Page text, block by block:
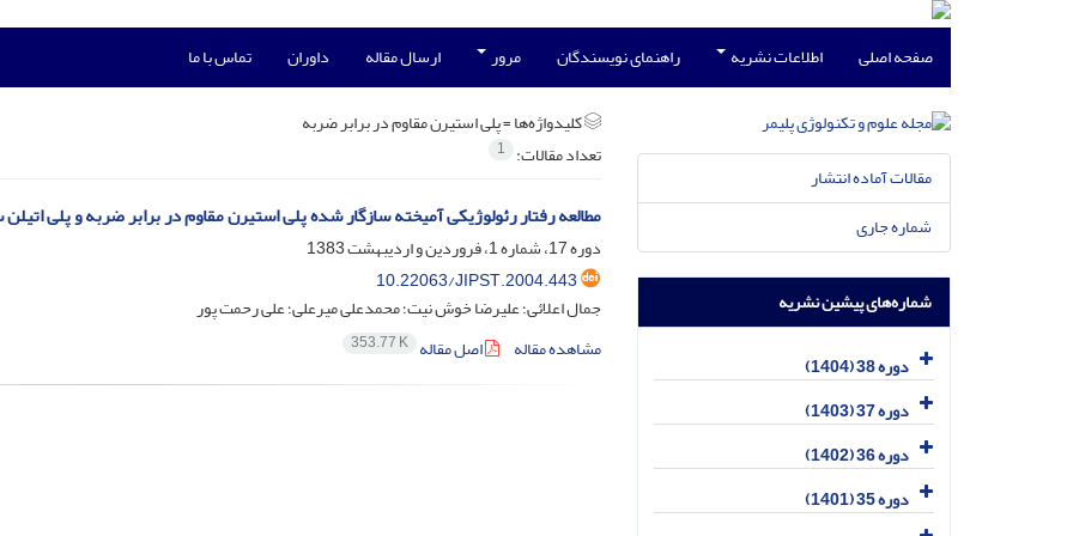
صفحه اصلی اطلاعات نشریه راهنمای نویسندگان مرور ارسال مقاله داوران تماس با ما
کلیدواژه‌ها =پلی استیرن مقاوم در برابر ضربه
تعداد مقالات: 1
مطالعه رفتار رئولوژیکی آمیخته سازگار شده پلی استیرن مقاوم در برابر ضربه و پلی
دوره 17، شماره 1، فروردین و اردیبهشت 1383
10.22063/JIPST.2004.443
جمال اعلائی؛ علیرضا خوش نیت؛ محمدعلی میرعلی؛ علی رحمت پور
مشاهده مقاله
اصل مقاله 353.77 K
مقالات آماده انتشار
شماره جاری
شماره‌های پیشین نشریه
دوره 38 (1404)
دوره 37 (1403)
دوره 36 (1402)
دوره 35 (1401)